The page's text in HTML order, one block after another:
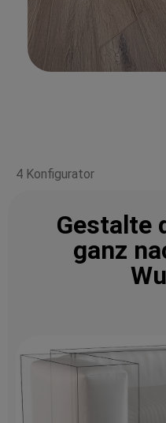
4 Konfigurator
Gestalte
ganz